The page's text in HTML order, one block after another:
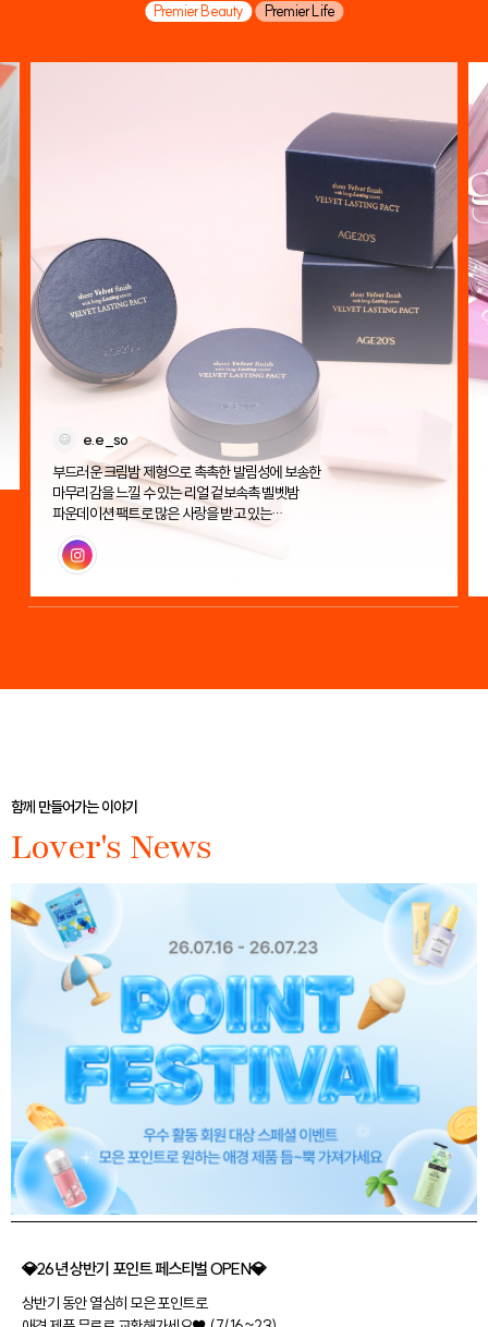
Premier Beauty
Premier Life
e.e_so
부드러운 크림밤 제형으로 촉촉한 발림성에 보송한
마무리감을 느낄 수 있는 리얼 겉보속촉 벨벳밤
파운데이션 팩트로 많은 사랑을 받고 있는
에이지투웨니스 벨벳 래스팅 팩트!
인스타그램
함께 만들어가는 이야기
Lover's News
💎26년 상반기 포인트 페스티벌 OPEN💎
상반기 동안 열심히 모은 포인트로